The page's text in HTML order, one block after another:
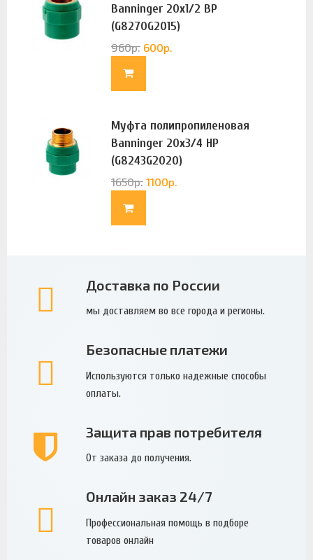
Banninger 20х1/2 ВР
(G8270G2015)
960р. 600р.
Муфта полипропиленовая
Banninger 20х3/4 НР
(G8243G2020)
1650р. 1100р.
Доставка по России
мы доставляем во все города и регионы.
Безопасные платежи
Используются только надежные способы
оплаты.
Защита прав потребителя
От заказа до получения.
Онлайн заказ 24/7
Профессиональная помощь в подборе
товаров онлайн